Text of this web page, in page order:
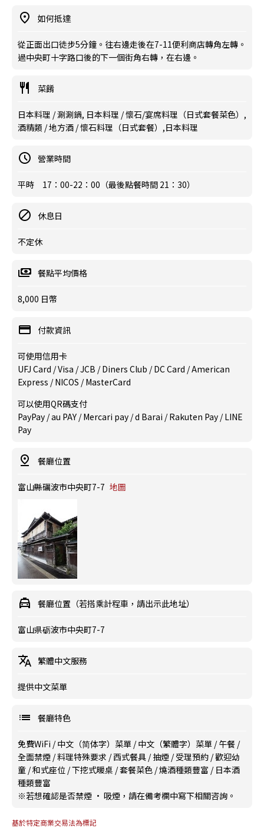
如何抵達
從正面出口徒步5分鐘。往右邊走後在7-11便利商店轉角左轉。
過中央町十字路口後的下一個街角右轉，在右邊。
菜餚
日本料理 / 涮涮鍋, 日本料理 / 懷石/宴席料理（日式套餐菜色）,
酒精類 / 地方酒 / 懷石料理（日式套餐）,日本料理
營業時間
平時 17：00-22：00（最後點餐時間 21：30）
休息日
不定休
餐點平均價格
8,000 日幣
付款資訊
可使用信用卡
UFJ Card / Visa / JCB / Diners Club / DC Card / American
Express / NICOS / MasterCard
可以使用QR碼支付
PayPay / au PAY / Mercari pay / d Barai / Rakuten Pay / LINE
Pay
餐廳位置
富山縣礪波市中央町7-7 地圖
餐廳位置（若搭乘計程車，請出示此地址）
富山県砺波市中央町7-7
繁體中文服務
提供中文菜單
餐廳特色
免費WiFi /中文（简体字）菜單 /中文（繁體字）菜單 /午餐 /
全面禁煙 /料理特殊要求 /西式餐具 /抽煙 /受理預約 /歡迎幼
童 /和式座位 /下挖式暖桌 /套餐菜色 /燒酒種類豐富 / 日本酒
種類豐富
※若想確認是否禁煙 · 吸煙，請在備考欄中寫下相關咨詢。
基於特定商業交易法為標記